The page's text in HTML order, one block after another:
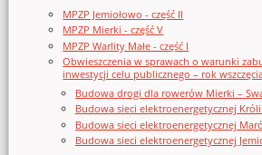
MPZP Jemiołowo - część II
MPZP Mierki - część V
MPZP Warlity Małe - część I
Obwieszczenia w sprawach o warunki
inwestycji celu publicznego – rok
Budowa drogi dla rowerów Mierki –
Budowa sieci elektroenergetycznej
Budowa sieci elektroenergetycznej
Budowa sieci elektroenergetycznej